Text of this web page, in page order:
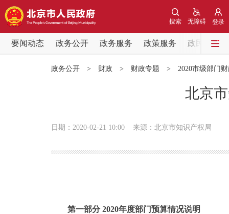
登录
无障碍
搜索
要闻动态 政务公开 政务服务 政策服务
政民互动
政务公开 > 财政 > 财政专题 > 2020市级部门
北京
日期：2020-02-21 10:00 来源：北京市知识产权局
第一部分 2020年度部门预算情况说明